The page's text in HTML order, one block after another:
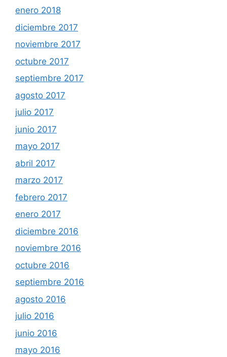
enero 2018
diciembre 2017
noviembre 2017
octubre 2017
septiembre 2017
agosto 2017
julio 2017
junio 2017
mayo 2017
abril 2017
marzo 2017
febrero 2017
enero 2017
diciembre 2016
noviembre 2016
octubre 2016
septiembre 2016
agosto 2016
julio 2016
junio 2016
mayo 2016